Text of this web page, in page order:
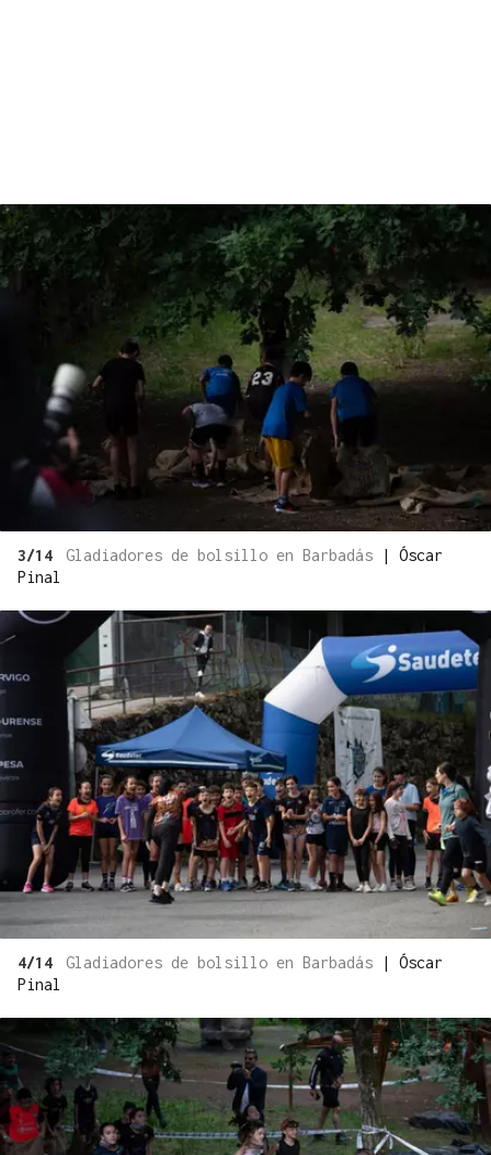
3/14 Gladiadores de bolsillo en Barbadás | Óscar
Pinal
4/14 Gladiadores de bolsillo en Barbadás | Óscar
Pinal